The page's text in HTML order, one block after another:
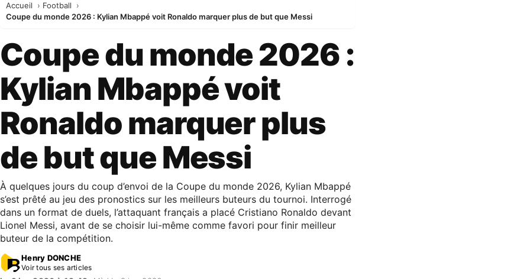
Accueil
Football
Coupe du monde 2026 : Kylian Mbappé voit Ronaldo marquer plus de but que Messi
Coupe du monde 2026 :
Kylian Mbappé voit
Ronaldo marquer plus
de but que Messi
À quelques jours du coup d’envoi de la Coupe du monde 2026, Kylian Mbappé
s’est prêté au jeu des pronostics sur les meilleurs buteurs du tournoi. Interrogé
dans un format de duels, l’attaquant français a placé Cristiano Ronaldo devant
Lionel Messi, avant de se choisir lui-même comme favori pour finir meilleur
buteur de la compétition.
Henry DONCHE
Voir tous ses articles